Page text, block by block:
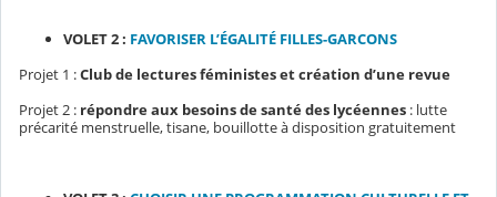
VOLET 2 : FAVORISER L’ÉGALITÉ FILLES-GARCONS
Projet 1 :Club de lectures féministes et création d’une revue
Projet 2 : répondre aux besoins de santé des lycéennes : lutte
précarité menstruelle, tisane, bouillotte à disposition gratuitement